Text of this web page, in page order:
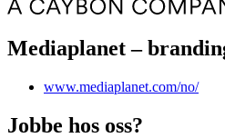
Mediaplanet –
www.mediaplanet.com/no/
Jobbe hos oss?